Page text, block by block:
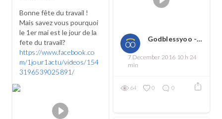
Godblessyoo - Spread love, spread the good
7 December 2016 10 h 24
min
64 0 0
Bonne fête du travail !
Mais savez vous pourquoi
le 1er mai est le jour de la
fete du travail?
https://www.facebook.co
m/1jour1actu/videos/154
3196539025891/